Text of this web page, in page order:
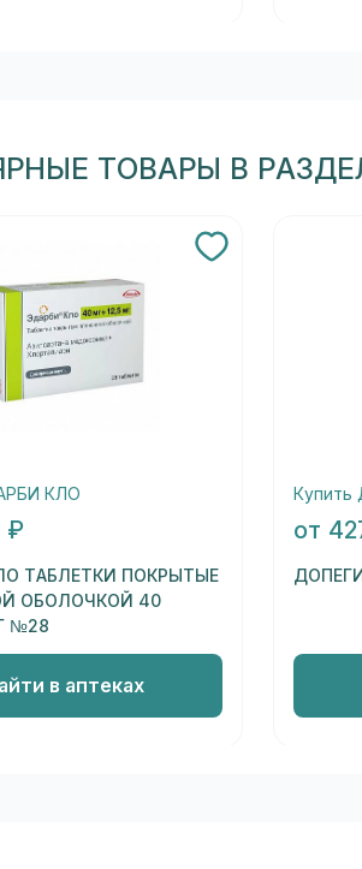
ТОВАРЫ В
КЛО
₽
ТАБЛЕТКИ ПОКРЫТЫЕ
ОБОЛОЧКОЙ 40
№28
в аптеках
от